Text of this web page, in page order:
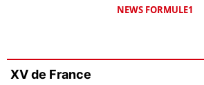
NEWS FORMULE1
XV de France